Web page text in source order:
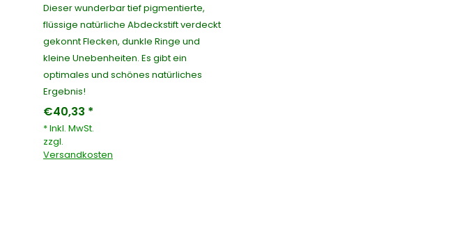
Dieser wunderbar tief pigmentierte,
flüssige natürliche Abdeckstift verdeckt
gekonnt Flecken, dunkle Ringe und
kleine Unebenheiten. Es gibt ein
optimales und schönes natürliches
Ergebnis!
€40,33 *
* Inkl. MwSt.
zzgl.
Versandkosten